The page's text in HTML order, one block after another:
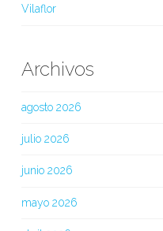
Vilaflor
Archivos
agosto 2026
julio 2026
junio 2026
mayo 2026